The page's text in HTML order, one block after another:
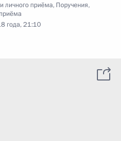
личного приёма, Поручения,
года, 21:10